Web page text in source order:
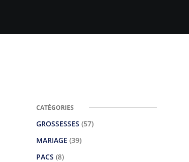
CATÉGORIES
GROSSESSES (57)
MARIAGE (39)
PACS (8)